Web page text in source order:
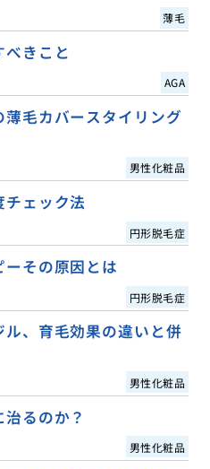
薄毛
きこと
AGA
毛カバースタイリング
男性化粧品
チェック法
円形脱毛症
その原因とは
円形脱毛症
、育毛効果の違いと併
男性化粧品
るのか？
男性化粧品